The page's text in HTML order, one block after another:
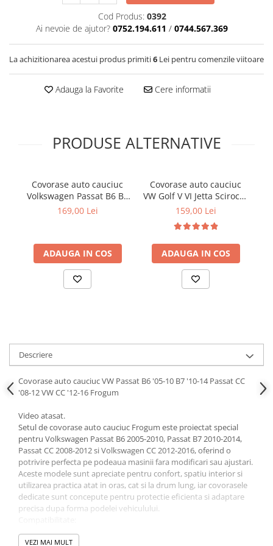
Folie Geamuri
Huse Volan Auto
Huse Volan cu Ac si Ata
Huse Volan din Piele Ecologica
Huse Volan din Piele Ecologica cu
Nuca Volan
Odorizante Auto
Ornamente Auto
Ornamente Pedale Auto
Ornamente Schimbator Viteza
Ornamente Toba Auto
Parasolare Auto
Stergatoare Parbriz
Suport Auto Ochelari
Suporti Numar Inmatriculare
Suporti Pahar Auto
Suporti Telefon Auto
Tetiera Auto
Covorase SUZUKI
Covorase TOYOTA
Covorase VOLKSWAGEN
Covorase VOLVO
Cod Produs: 0392
Ai nevoie de ajutor? 0752.194.611 / 0744.567.369
La achizitionarea acestui produs primiti6 Lei pentru comenzile viitoare
Adauga la Favorite Cere informatii
PRODUSE ALTERNATIVE
Covorase auto cauciuc
Volkswagen Passat B6 B7
/ Passat CC / CC 2005-
169,00 Lei
ADAUGA IN COS
Covorase auto cauciuc
VW Golf V VI Jetta Scirocco
Octavia II Yeti Leon II
159,00 Lei
ADAUGA IN COS
Descriere
Covorase auto cauciuc VW Passat B6 '05-10 B7 '10-14 Passat CC
'08-12 VW CC '12-16 Frogum
Video atasat.
Setul de covorase auto cauciuc Frogum este proiectat special
pentru Volkswagen Passat B6 2005-2010, Passat B7 2010-2014,
Passat CC 2008-2012 si Volkswagen CC 2012-2016, oferind o
potrivire perfecta pe podeaua masinii fara modificari sau ajustari.
Aceste modele sunt apreciate pentru confort, spatiu interior si
utilizarea practica atat in oras, cat si la drum lung, iar covorasele
dedicate sunt concepute pentru protectie eficienta si adaptare
precisa dupa forma podelei vehiculului.
✔ Volkswagen Passat B6 2005-2010
✔ Volkswagen Passat B7 2010-2014
VEZI MAI MULT